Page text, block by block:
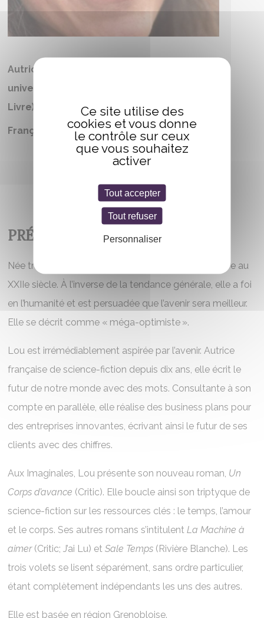
Autrices, auteurs, scientifiques et
universitaires francophones (Bulle du
Livre)
Française
PRÉSENTATION
Née trop tôt à son goût, Lou JAN aurait rêvé de vivre au
XXIIe siècle. À l’inverse de la tendance générale, elle a foi
en l’humanité et est persuadée que l’avenir sera meilleur.
Elle se décrit comme « méga-optimiste ».
Lou est irrémédiablement aspirée par l’avenir. Autrice
française de science-fiction depuis dix ans, elle écrit le
futur de notre monde avec des mots. Consultante à son
compte en parallèle, elle réalise des business plans pour
des entreprises innovantes, écrivant ainsi le futur de ses
clients avec des chiffres.
Aux Imaginales, Lou présente son nouveau roman, Un
Corps d’avance (Critic). Elle boucle ainsi son triptyque de
science-fiction sur les ressources clés : le temps, l’amour
et le corps. Ses autres romans s’intitulentLa Machine à
aimer(Critic; J’ai Lu) etSale Temps (Rivière Blanche). Les
trois volets se lisent séparément, sans ordre particulier,
étant complètement indépendants les uns des autres.
Elle est basée en région Grenobloise.
Ce site utilise des
cookies et vous donne
le contrôle sur ceux
que vous souhaitez
activer
Tout accepter
Tout refuser
Personnaliser